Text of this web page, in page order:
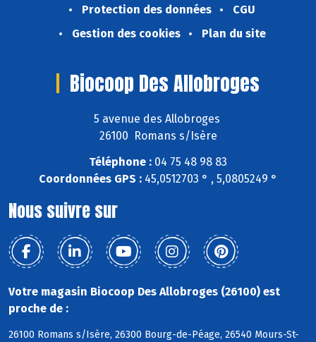
Protection des données
CGU
Gestion des cookies
Plan du site
Biocoop Des Allobroges
5 avenue des Allobroges
26100 Romans s/Isère
Téléphone : 04 75 48 98 83
Coordonnées GPS : 45,0512703 ° , 5,0805249 °
Nous suivre sur
Votre magasin Biocoop Des Allobroges (26100) est
proche de :
26100 Romans s/Isère, 26300 Bourg-de-Péage, 26540 Mours-St-